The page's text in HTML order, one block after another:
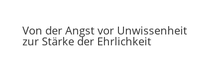
Von der Angst vor Unwissenheit
zur Stärke der Ehrlichkeit